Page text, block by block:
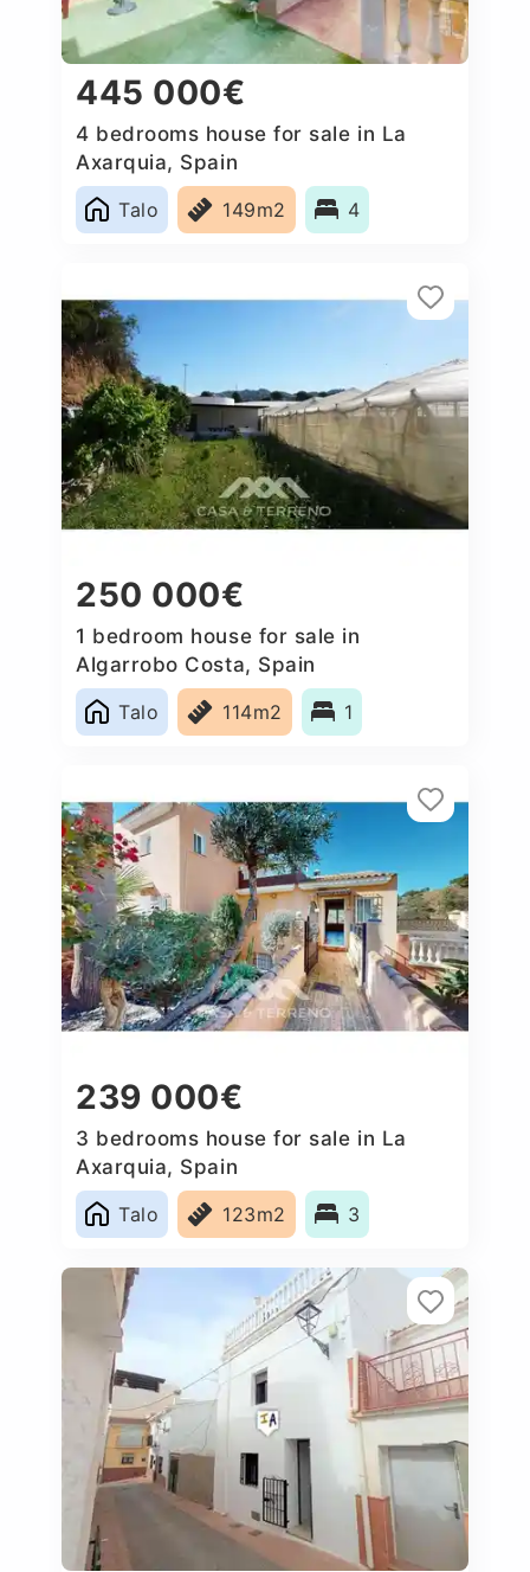
445 000€
4 bedrooms house for sale in La
Axarquia, Spain
Talo
149m2 4
250 000€
1 bedroom house for sale in
Algarrobo Costa, Spain
Talo
114m2 1
239 000€
3 bedrooms house for sale in La
Axarquia, Spain
Talo
123m2 3